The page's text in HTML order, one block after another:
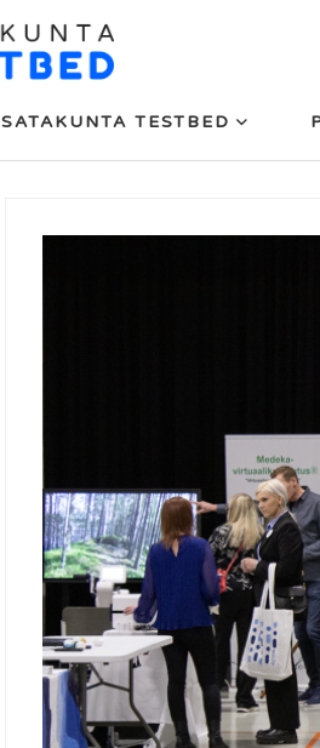
SATAKUNTA TESTBED